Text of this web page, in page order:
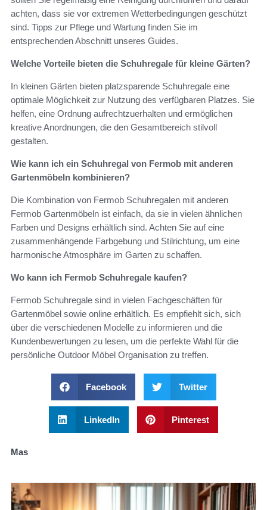
achten, dass sie vor extremen Wetterbedingungen geschützt
sind. Tipps zur Pflege und Wartung finden Sie im
entsprechenden Abschnitt unseres Guides.
Welche Vorteile bieten die Schuhregale für kleine Gärten?
In kleinen Gärten bieten platzsparende Schuhregale eine
optimale Möglichkeit zur Nutzung des verfügbaren Platzes. Sie
helfen, eine Ordnung aufrechtzuerhalten und ermöglichen
kreative Anordnungen, die den Gesamtbereich stilvoll
gestalten.
Wie kann ich ein Schuhregal von Fermob mit anderen
Gartenmöbeln kombinieren?
Die Kombination von Fermob Schuhregalen mit anderen
Fermob Gartenmöbeln ist einfach, da sie in vielen ähnlichen
Farben und Designs erhältlich sind. Achten Sie auf eine
zusammenhängende Farbgebung und Stilrichtung, um eine
harmonische Atmosphäre im Garten zu schaffen.
Wo kann ich Fermob Schuhregale kaufen?
Fermob Schuhregale sind in vielen Fachgeschäften für
Gartenmöbel sowie online erhältlich. Es empfiehlt sich, sich
über die verschiedenen Modelle zu informieren und die
Kundenbewertungen zu lesen, um die perfekte Wahl für die
persönliche Outdoor Möbel Organisation zu treffen.
Facebook Twitter
LinkedIn Pinterest
Mas